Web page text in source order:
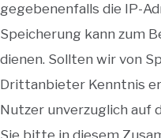
gegebenenfalls die IP-
Speicherung kann zum
dienen. Sollten wir von
Drittanbieter Kenntnis
Nutzer unverzuglich auf
Sie bitte in diesem